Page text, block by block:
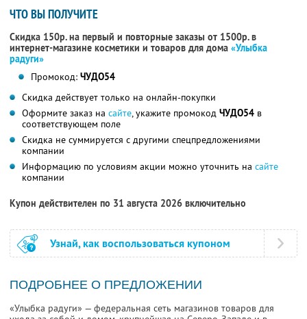
ЧТО ВЫ ПОЛУЧИТЕ
Скидка 150р. на первый и повторные заказы от 1500р. в
интернет-магазине косметики и товаров для дома «Улыбка
радуги»
Промокод: ЧУДО54
Скидка действует только на онлайн-покупки
Оформите заказ на сайте, укажите промокод ЧУДО54 в
соответствующем поле
Скидка не суммируется с другими спецпредложениями
компании
Информацию по условиям акции можно уточнить на сайте
компании
Купон действителен по 31 августа 2026 включительно
Узнай, как воспользоваться купоном
ПОДРОБНЕЕ О ПРЕДЛОЖЕНИИ
«Улыбка радуги» — федеральная сеть магазинов товаров для